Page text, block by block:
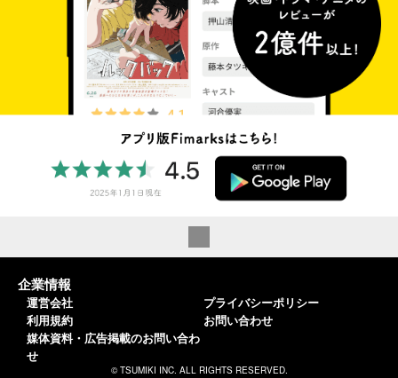
企業情報
運営会社
利用規約
媒体資料・広告掲載のお問い合わ
せ
プライバシーポリシー
お問い合わせ
© TSUMIKI INC. ALL RIGHTS RESERVED.